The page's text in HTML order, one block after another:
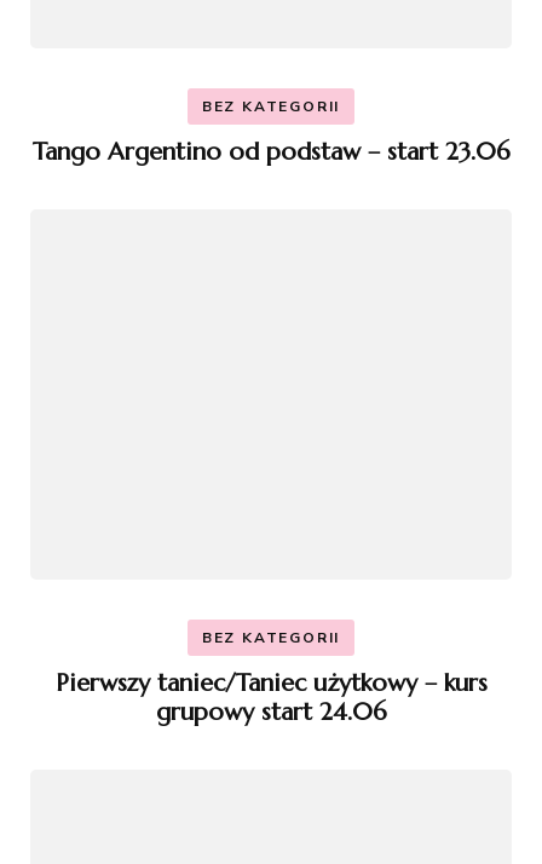
BEZ KATEGORII
Tango Argentino od podstaw – start 23.06
BEZ KATEGORII
Pierwszy taniec/Taniec użytkowy – kurs
grupowy start 24.06